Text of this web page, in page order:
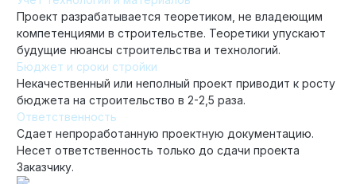
Проект разрабатывается теоретиком, не владеющим
компетенциями в строительстве. Теоретики упускают
будущие нюансы строительства и технологий.
Бюджет и сроки стройки
Некачественный или неполный проект приводит к росту
бюджета на строительство в 2-2,5 раза.
Ответственность
Сдает непроработанную проектную документацию.
Несет ответственность только до сдачи проекта
Заказчику.